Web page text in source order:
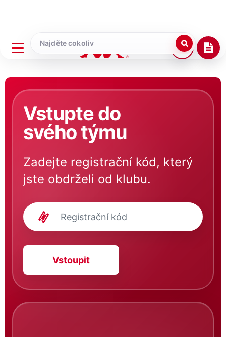
Vstupte do
svého týmu
Zadejte registrační kód, který
jste obdrželi od klubu.
Vstoupit